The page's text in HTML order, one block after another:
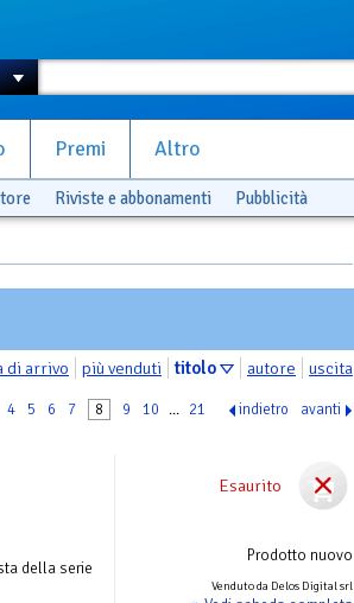
Premi Altro
Riviste e abbonamenti Pubblicità
di arrivo più venduti titolo autore uscita
4 5 6 7 8 9 10 ... 21 indietro avanti
Esaurito
Prodotto nuovo
Venduto da Delos Digital srl
della serie